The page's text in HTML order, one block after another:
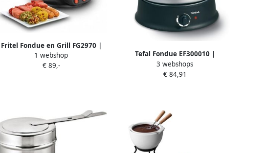
Fritel Fondue en Grill FG2970 |
Fonduesets | 5410585421056
1 webshop
€ 89,-
Tefal Fondue EF300010 |
Fonduesets | Keuken&Koken Fun
cooking | EF 3000.10
3 webshops
€ 84,91